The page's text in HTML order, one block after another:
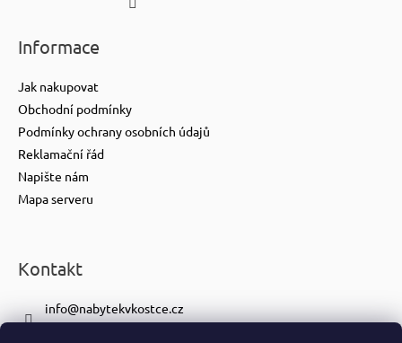
Informace
Jak nakupovat
Obchodní podmínky
Podmínky ochrany osobních údajů
Reklamační řád
Napište nám
Mapa serveru
Kontakt
info@nabytekvkostce.cz